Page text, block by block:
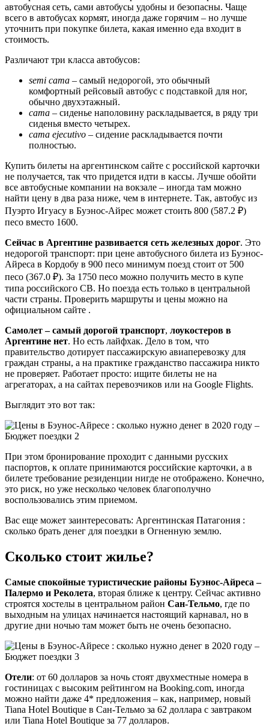
автобусная сеть, сами автобусы удобны и безопасны. Чаще
всего в автобусах кормят, иногда даже горячим – но лучше
уточнить при покупке билета, какая именно еда входит в
стоимость.
Различают три класса автобусов:
semi cama – самый недорогой, это обычный
комфортный рейсовый автобус с подставкой для ног,
обычно двухэтажный.
cama – сиденье наполовину раскладывается, в ряду три
сиденья вместо четырех.
cama ejecutivo – сидение раскладывается почти
полностью.
Купить билеты на аргентинском сайте с российской карточки
не получается, так что придется идти в кассы. Лучше обойти
все автобусные компании на вокзале – иногда там можно
найти цену в два раза ниже, чем в интернете. Так, автобус из
Пуэрто Игуасу в Буэнос-Айрес может стоить 800 (587.2 ₽)
песо вместо 1600.
Сейчас в Аргентине развивается сеть железных дорог. Это
недорогой транспорт: при цене автобусного билета из Буэнос-
Айреса в Кордобу в 900 песо минимум поезд стоит от 500
песо (367.0 ₽). За 1750 песо можно получить место в купе
типа российского СВ. Но поезда есть только в центральной
части страны. Проверить маршруты и цены можно на
официальном сайте .
Самолет – самый дорогой транспорт, лоукостеров в
Аргентине нет. Но есть лайфхак. Дело в том, что
правительство дотирует пассажирскую авиаперевозку для
граждан страны, а на практике гражданство пассажира никто
не проверяет. Работает просто: ищите билеты не на
агрегаторах, а на сайтах перевозчиков или на Google Flights.
Выглядит это вот так:
При этом бронирование проходит с данными русских
паспортов, к оплате принимаются российские карточки, а в
билете требование резиденции нигде не отображено. Конечно,
это риск, но уже несколько человек благополучно
воспользовались этим приемом.
Вас еще может заинтересовать: Аргентинская Патагония :
сколько брать денег для поездки в Огненную землю.
Сколько стоит жилье?
Самые спокойные туристические районы Буэнос-Айреса –
Палермо и Реколета, вторая ближе к центру. Сейчас активно
строятся хостелы в центральном район Сан-Тельмо, где по
выходным на улицах начинается настоящий карнавал, но в
другие дни ночью там может быть не очень безопасно.
Отели: от 60 долларов за ночь стоят двухместные номера в
гостиницах с высоким рейтингом на Booking.com, иногда
можно найти даже 4* предложения – как, например, новый
Tiana Hotel Boutique в Сан-Тельмо за 62 доллара с завтраком
или Tiana Hotel Boutique за 77 долларов.